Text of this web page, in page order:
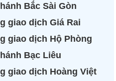
Bắc Sài Gòn
giao dịch Giá Rai
giao dịch Hộ Phòng
Bạc Liêu
giao dịch Hoàng Việt